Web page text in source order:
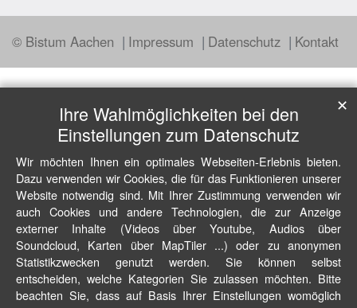
© Bistum Aachen Impressum Datenschutz Kontakt
Ihre Wahlmöglichkeiten bei den
Einstellungen zum Datenschutz
Wir möchten Ihnen ein optimales Webseiten-Erlebnis bieten.
Dazu verwenden wir Cookies, die für das Funktionieren unserer
Website notwendig sind. Mit Ihrer Zustimmung verwenden wir
auch Cookies und andere Technologien, die zur Anzeige
externer Inhalte (Videos über Youtube, Audios über
Soundcloud, Karten über MapTiler ...) oder zu anonymen
Statistikzwecken genutzt werden. Sie können selbst
entscheiden, welche Kategorien Sie zulassen möchten. Bitte
beachten Sie, dass auf Basis Ihrer Einstellungen womöglich
✕